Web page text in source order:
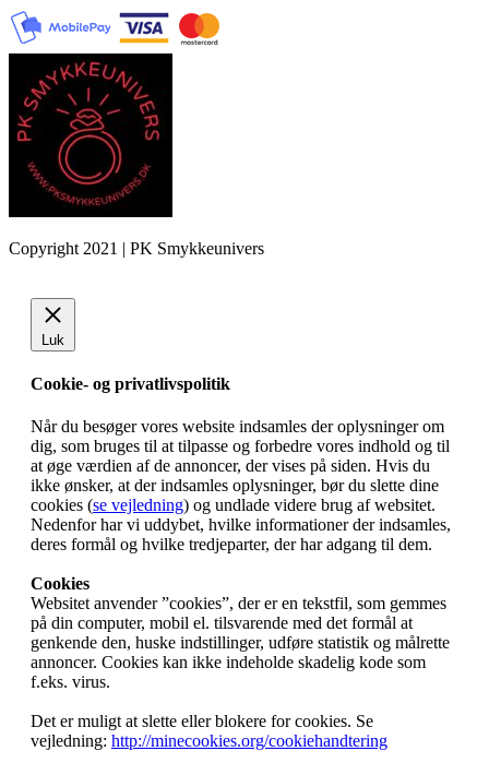
Copyright 2021 | PK Smykkeunivers
Luk
Cookie- og privatlivspolitik
Når du besøger vores website indsamles der oplysninger om
dig, som bruges til at tilpasse og forbedre vores indhold og til
at øge værdien af de annoncer, der vises på siden. Hvis du
ikke ønsker, at der indsamles oplysninger, bør du slette dine
cookies (se vejledning) og undlade videre brug af websitet.
Nedenfor har vi uddybet, hvilke informationer der indsamles,
deres formål og hvilke tredjeparter, der har adgang til dem.
Cookies
Websitet anvender ”cookies”, der er en tekstfil, som gemmes
på din computer, mobil el. tilsvarende med det formål at
genkende den, huske indstillinger, udføre statistik og målrette
annoncer. Cookies kan ikke indeholde skadelig kode som
f.eks. virus.
Det er muligt at slette eller blokere for cookies. Se
vejledning: http://minecookies.org/cookiehandtering